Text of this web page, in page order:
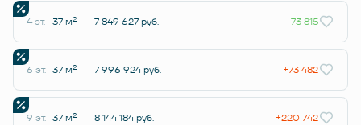
4 эт. 37 м2 7 849 627 руб. -73 815
6 эт. 37 м2 7 996 924 руб. +73 482
9 эт. 37 м2 8 144 184 руб. +220 742